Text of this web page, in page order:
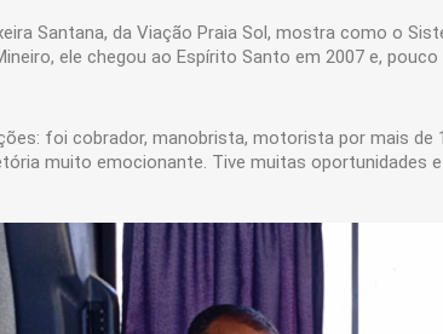
Santana, da Viação Praia Sol, mostra como o
ele chegou ao Espírito Santo em 2007 e,
foi cobrador, manobrista, motorista por mais de
muito emocionante. Tive muitas oportunidades